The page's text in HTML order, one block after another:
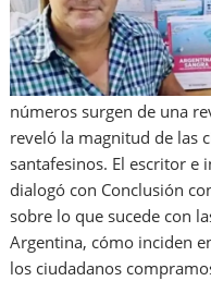
números surgen de una
reveló la magnitud de las
santafesinos. El escritor e
dialogó con Conclusión
sobre lo que sucede con
Argentina, cómo inciden
los ciudadanos